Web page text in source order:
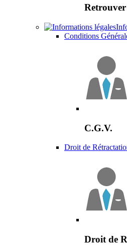
Conditions
C.G.V.
Droit de
Droit de